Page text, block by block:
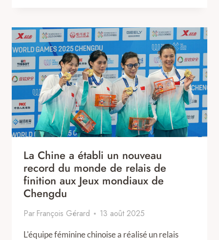
La Chine a établi un nouveau
record du monde de relais de
finition aux Jeux mondiaux de
Chengdu
Par François Gérard 13 août 2025
L'équipe féminine chinoise a réalisé un relais